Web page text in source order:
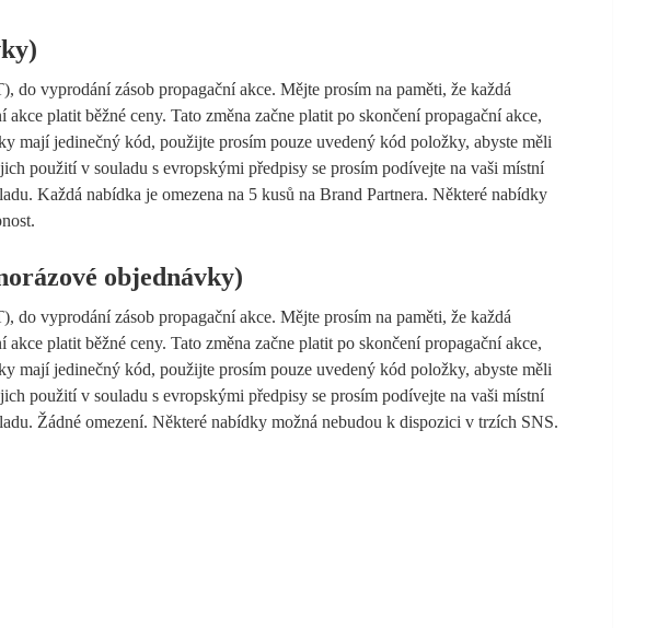
vyprodání zásob propagační akce. Mějte prosím na paměti, že každá
platit běžné ceny. Tato změna začne platit po skončení propagační akce,
mají jedinečný kód, použijte prosím pouze uvedený kód položky, abyste měli
použití v souladu s evropskými předpisy se prosím podívejte na vaši místní
Každá nabídka je omezena na 5 kusů na Brand Partnera. Některé nabídky
objednávky)
vyprodání zásob propagační akce. Mějte prosím na paměti, že každá
platit běžné ceny. Tato změna začne platit po skončení propagační akce,
mají jedinečný kód, použijte prosím pouze uvedený kód položky, abyste měli
použití v souladu s evropskými předpisy se prosím podívejte na vaši místní
Žádné omezení. Některé nabídky možná nebudou k dispozici v trzích SNS.